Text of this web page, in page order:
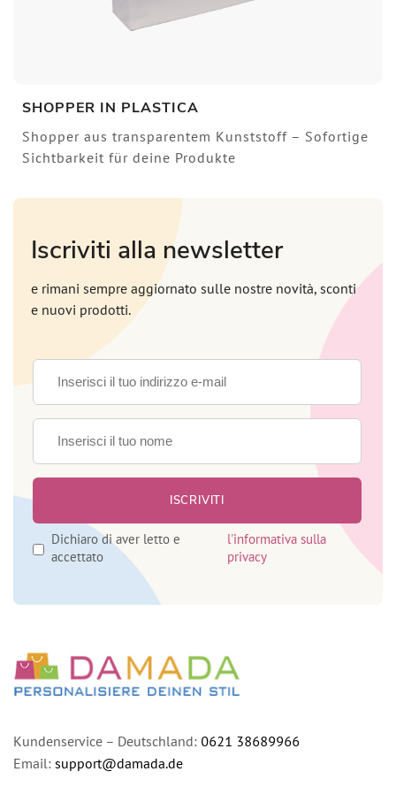
SHOPPER IN PLASTICA
Shopper aus transparentem Kunststoff – Sofortige
Sichtbarkeit für deine Produkte
Iscriviti alla newsletter
e rimani sempre aggiornato sulle nostre novità, sconti
e nuovi prodotti.
Dichiaro di aver letto e
accettato
l'informativa sulla
privacy
Kundenservice – Deutschland: 0621 38689966
Email: support@damada.de